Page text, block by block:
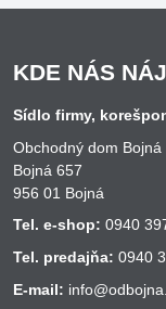
KDE NÁS
Sídlo firmy,
Obchodný dom Bojná
Bojná 657
956 01 Bojná
Tel. e-shop: 0940
Tel. predajňa: 0940
E-mail: